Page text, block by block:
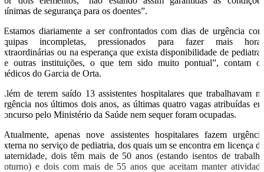
mínimas de segurança para os doentes”.
“Estamos diariamente a ser confrontados com dias de urgência com
equipas incompletas, pressionados para fazer mais horas
extraordinárias ou na esperança que exista disponibilidade de pediatras
de outras instituições, o que tem sido muito pontual”, contam os
médicos do Garcia de Orta.
Além de terem saído 13 assistentes hospitalares que trabalhavam na
urgência nos últimos dois anos, as últimas quatro vagas atribuídas em
concurso pelo Ministério da Saúde nem sequer foram ocupadas.
“Atualmente, apenas nove assistentes hospitalares fazem urgência
externa no serviço de pediatria, dos quais um se encontra em licença de
maternidade, dois têm mais de 50 anos (estando isentos de trabalho
noturno) e dois com mais de 55 anos que aceitam manter atividade